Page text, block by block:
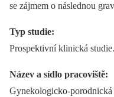
se zájmem o následnou
Typ studie:
Prospektivní klinická studie.
Název a sídlo pracoviště:
Gynekologicko-